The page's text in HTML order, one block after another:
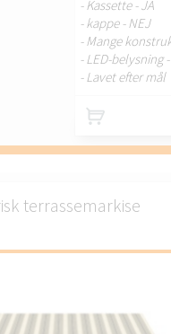
- Kassette - JA
- kappe - NEJ
- Mange
- LED-belysning
- Lavet efter mål
terrassemarkise